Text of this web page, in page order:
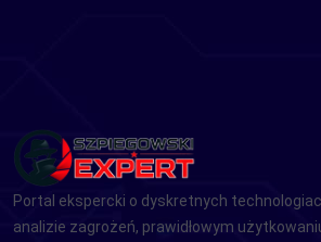
Portal ekspercki o dyskretnych
analizie zagrożeń, prawidłowym